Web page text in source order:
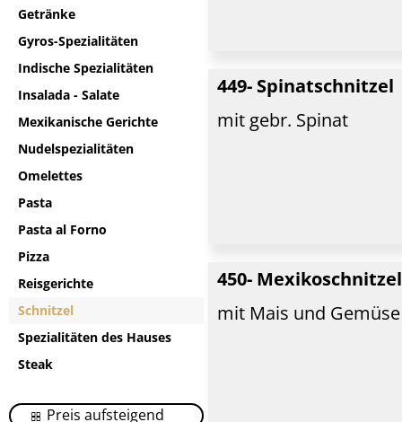
Getränke
Gyros-Spezialitäten
Indische Spezialitäten
Insalada - Salate
Mexikanische Gerichte
Nudelspezialitäten
Omelettes
Pasta
Pasta al Forno
Pizza
Reisgerichte
Schnitzel
Spezialitäten des Hauses
Steak
Preis aufsteigend
449- Spinatschnitzel
mit gebr. Spinat
450-
mit Mais und Gemüse